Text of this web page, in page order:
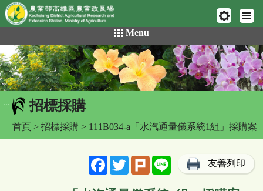
網頁置頂
到
主
要
內
容
區
Menu
::: 招標採購
首頁 > 招標採購 > 111B034-a「水汽通量儀系統1組」採購案
FacebookTwitterPlurk Line 友善列印